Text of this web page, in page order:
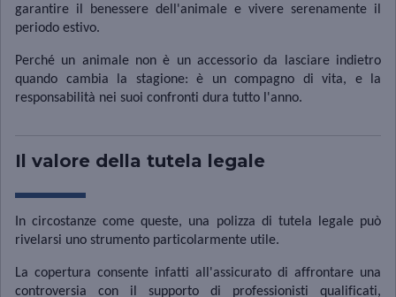
garantire il benessere dell'animale e vivere serenamente il
periodo estivo.
Perché un animale non è un accessorio da lasciare indietro
quando cambia la stagione: è un compagno di vita, e la
responsabilità nei suoi confronti dura tutto l'anno.
Il valore della tutela legale
In circostanze come queste, una polizza di tutela legale può
rivelarsi uno strumento particolarmente utile.
La copertura consente infatti all'assicurato di affrontare una
controversia con il supporto di professionisti qualificati,